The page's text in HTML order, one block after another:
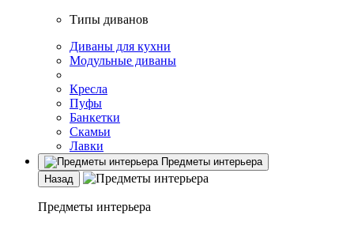
Типы диванов
Диваны для кухни
Модульные диваны
Кресла
Пуфы
Банкетки
Скамьи
Лавки
Предметы интерьера
Назад
Предметы интерьера